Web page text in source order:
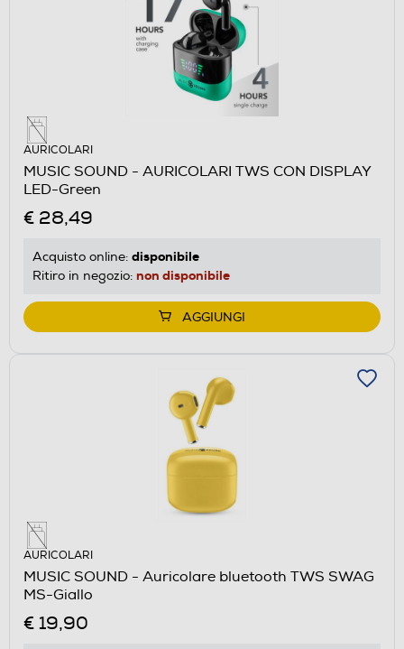
AURICOLARI
MUSIC SOUND - AURICOLARI TWS CON DISPLAY
LED-Green
€ 28,49
Acquisto online: disponibile
Ritiro in negozio: non disponibile
AGGIUNGI
AURICOLARI
MUSIC SOUND - Auricolare bluetooth TWS SWAG
MS-Giallo
€ 19,90